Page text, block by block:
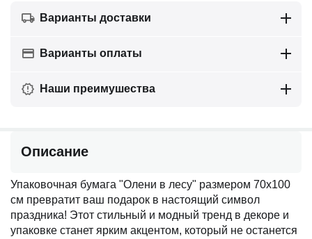
Варианты доставки
Варианты оплаты
Наши преимушества
Описание
Упаковочная бумага "Олени в лесу" размером 70х100
см превратит ваш подарок в настоящий символ
праздника! Этот стильный и модный тренд в декоре и
упаковке станет ярким акцентом, который не останется